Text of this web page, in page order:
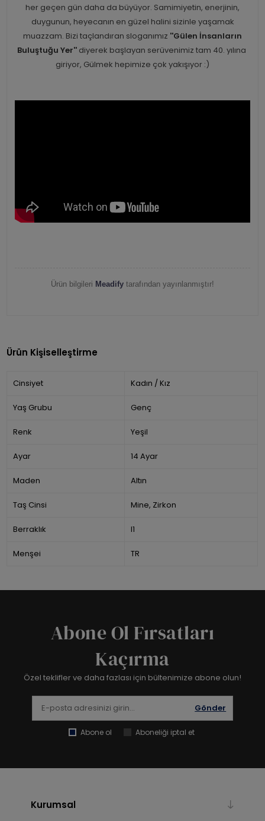
her geçen gün daha da büyüyor. Samimiyetin, enerjinin,
duygunun, heyecanın en güzel halini sizinle yaşamak
muazzam. Bizi taçlandıran sloganımız ''Gülen İnsanların
Buluştuğu Yer'' diyerek başlayan serüvenimiz tam 40. yılına
giriyor, Gülmek hepimize çok yakışıyor :)
Ürün bilgileri Meadify tarafından yayınlanmıştır!
Ürün Kişiselleştirme
Cinsiyet Kadın / Kız
Yaş Grubu Genç
Renk Yeşil
Ayar 14 Ayar
Maden Altın
Taş Cinsi Mine, Zirkon
Berraklık I1
Menşei TR
Abone Ol Fırsatları
Kaçırma
Özel teklifler ve daha fazlası için bültenimize abone olun!
Gönder
Abone ol Aboneliği iptal et
Kurumsal